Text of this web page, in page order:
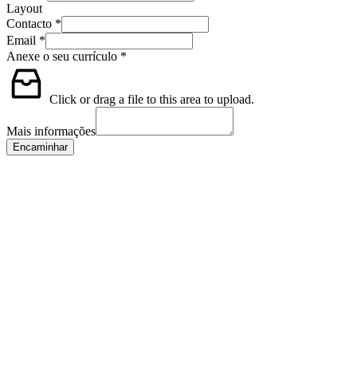
Layout
Contacto *
Email *
Anexe o seu currículo *
Click or drag a file to this area to upload.
Mais informações
Encaminhar